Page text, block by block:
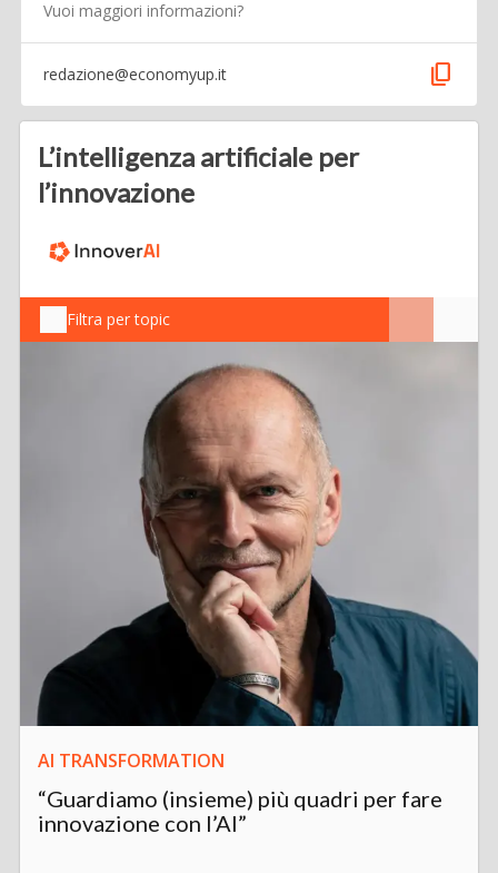
Vuoi maggiori informazioni?
redazione@economyup.it content_copy
L’intelligenza artificiale per
l’innovazione
Filtra per topic
AI TRANSFORMATION
“Guardiamo (insieme) più quadri per fare
innovazione con l’AI”